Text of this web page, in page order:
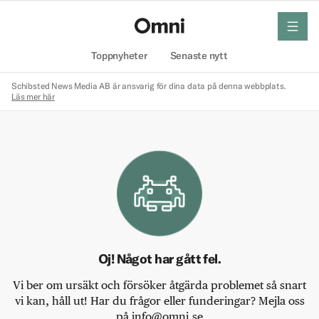
Toppnyheter Senaste nytt
meny
Schibsted News Media AB är ansvarig för dina data på denna webbplats.
Läs mer här
Oj! Något har gått fel.
Vi ber om ursäkt och försöker åtgärda problemet så snart
vi kan, håll ut! Har du frågor eller funderingar? Mejla oss